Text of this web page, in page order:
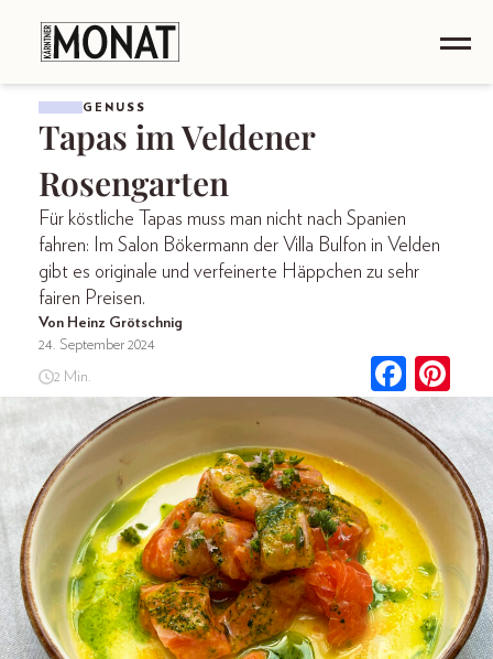
GENUSS
Tapas im Veldener
Rosengarten
Für köstliche Tapas muss man nicht nach Spanien
fahren: Im Salon Bökermann der Villa Bulfon in Velden
gibt es originale und verfeinerte Häppchen zu sehr
fairen Preisen.
Von Heinz Grötschnig
24. September 2024
2 Min.